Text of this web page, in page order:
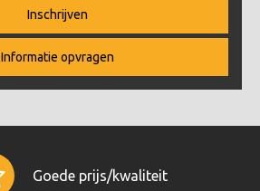
Inschrijven
Informatie opvragen
Goede prijs/kwaliteit